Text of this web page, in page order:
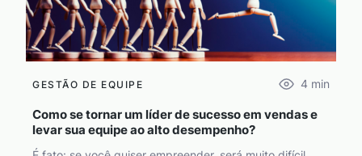
GESTÃO DE EQUIPE 4 min
Como se tornar um líder de sucesso em vendas e
levar sua equipe ao alto desempenho?